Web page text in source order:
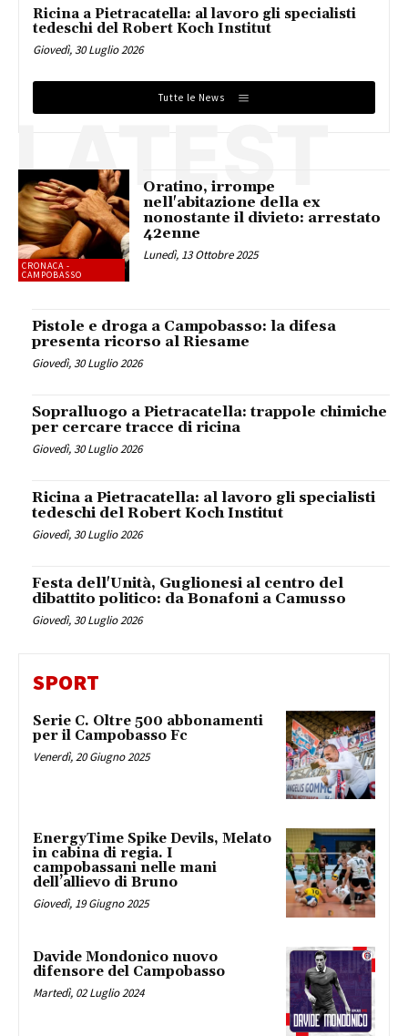
Ricina a Pietracatella: al lavoro gli specialisti
tedeschi del Robert Koch Institut
Giovedì, 30 Luglio 2026
Tutte le News
LATEST
CRONACA -
CAMPOBASSO
Oratino, irrompe
nell'abitazione della ex
nonostante il divieto: arrestato
42enne
Lunedì, 13 Ottobre 2025
Pistole e droga a Campobasso: la difesa
presenta ricorso al Riesame
Giovedì, 30 Luglio 2026
Sopralluogo a Pietracatella: trappole chimiche
per cercare tracce di ricina
Giovedì, 30 Luglio 2026
Ricina a Pietracatella: al lavoro gli specialisti
tedeschi del Robert Koch Institut
Giovedì, 30 Luglio 2026
Festa dell'Unità, Guglionesi al centro del
dibattito politico: da Bonafoni a Camusso
Giovedì, 30 Luglio 2026
SPORT
Serie C. Oltre 500 abbonamenti
per il Campobasso Fc
Venerdì, 20 Giugno 2025
EnergyTime Spike Devils, Melato
in cabina di regia. I
campobassani nelle mani
dell’allievo di Bruno
Giovedì, 19 Giugno 2025
Davide Mondonico nuovo
difensore del Campobasso
Martedì, 02 Luglio 2024